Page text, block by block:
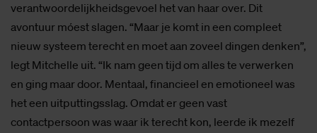
verantwoordelijkheidsgevoel het van haar over. Dit
avontuur móest slagen. “Maar je komt in een compleet
nieuw systeem terecht en moet aan zoveel dingen denken”,
legt Mitchelle uit. “Ik nam geen tijd om alles te verwerken
en ging maar door. Mentaal, financieel en emotioneel was
het een uitputtingsslag. Omdat er geen vast
contactpersoon was waar ik terecht kon, leerde ik mezelf